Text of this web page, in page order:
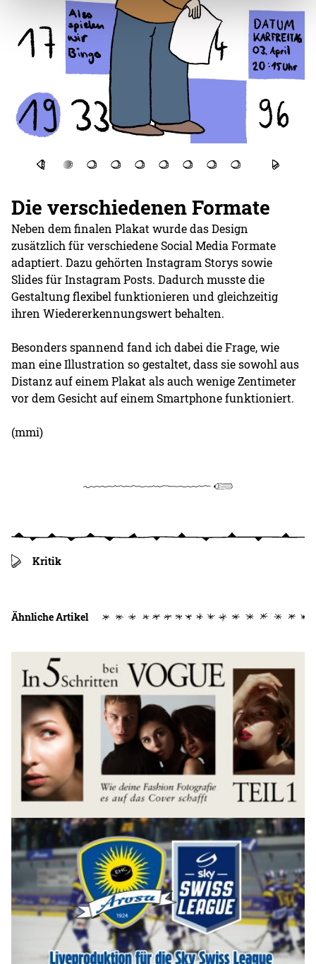
Die verschiedenen Formate
Neben dem finalen Plakat wurde das Design
zusätzlich für verschiedene Social Media Formate
adaptiert. Dazu gehörten Instagram Storys sowie
Slides für Instagram Posts. Dadurch musste die
Gestaltung flexibel funktionieren und gleichzeitig
ihren Wiedererkennungswert behalten.
Besonders spannend fand ich dabei die Frage, wie
man eine Illustration so gestaltet, dass sie sowohl aus
Distanz auf einem Plakat als auch wenige Zentimeter
vor dem Gesicht auf einem Smartphone funktioniert.
(mmi)
Kritik
Ähnliche Artikel